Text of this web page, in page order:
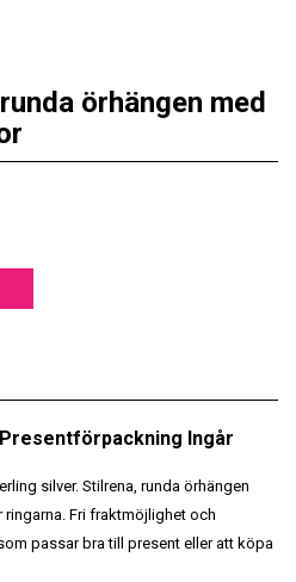
örhängen med
Ingår
silver. Stilrena, runda örhängen
Fri fraktmöjlighet och
passar bra till present eller att köpa